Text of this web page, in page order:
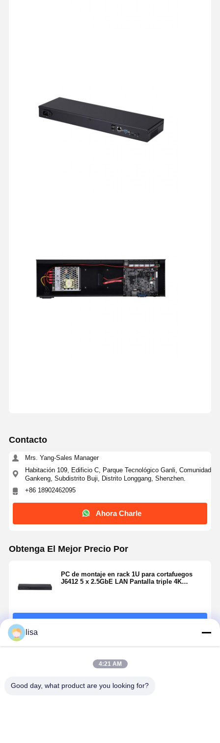
Contacto
Mrs. Yang-Sales Manager
Habitación 109, Edificio C, Parque Tecnológico Ganli, Comunidad
Gankeng, Subdistrito Buji, Distrito Longgang, Shenzhen.
+86 18902462095
Ahora Charle
Obtenga El Mejor Precio Por
PC de montaje en rack 1U para cortafuegos
J6412 5 x 2.5GbE LAN Pantalla triple 4K
Productos Recomendados
lisa
4:21 AM
Good day, what product are you looking for?